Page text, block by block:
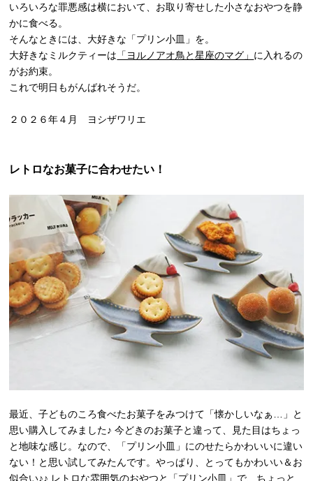
いろいろな罪悪感は横において、お取り寄せした小さなおやつを静
かに食べる。
そんなときには、大好きな「プリン小皿」を。
大好きなミルクティーは 「ヨルノアオ鳥と星座のマグ」 に入れるの
がお約束。
これで明日もがんばれそうだ。
２０２６年４月 ヨシザワリエ
レトロなお菓子に合わせたい！
最近、子どものころ食べたお菓子をみつけて「懐かしいなぁ…」と
思い購入してみました♪ 今どきのお菓子と違って、見た目はちょっ
と地味な感じ。なので、「プリン小皿」にのせたらかわいいに違い
ない！と思い試してみたんです。やっぱり、とってもかわいい＆お
似合い♪♪ レトロな雰囲気のおやつと「プリン小皿」で、ちょっと